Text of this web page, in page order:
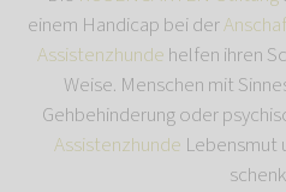
einem Handicap bei der
Assistenzhunde helfen ihren
Weise. Menschen mit
Gehbehinderung oder
Assistenzhunde Lebensmut